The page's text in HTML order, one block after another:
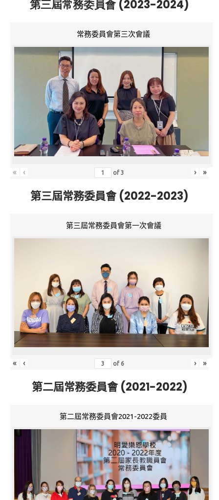
第三屆常務委員會 (2023-2024)
常務委員會第三次會議
« ‹ of3 › »
第三屆常務委員會 (2022-2023)
第三屆常務委員會第一次會議
« ‹ of 6 › »
第二屆常務委員會 (2021-2022)
第二屆常務委員會2021-2022委員